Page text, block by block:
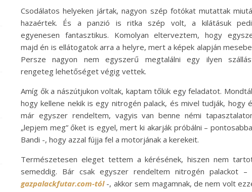
Csodálatos helyeken jártak, nagyon szép fotókat mutattak
hazaértek. És a panzió is ritka szép volt, a kilátásuk
egyenesen fantasztikus. Komolyan elterveztem, hogy
majd én is ellátogatok arra a helyre, mert a képek alapján
Persze nagyon nem egyszerű megtalálni egy ilyen
rengeteg lehetőséget végig vettek.
Amíg ők a nászútjukon voltak, kaptam tőlük egy feladatot.
hogy kellene nekik is egy nitrogén palack, és mivel tudják, hogy
már egyszer rendeltem, vagyis van benne némi
„lepjem meg” őket is egyel, mert ki akarják próbálni –
Bandi -, hogy azzal fújja fel a motorjának a kerekeit.
Természetesen eleget tettem a kérésének, hiszen nem
semeddig. Bár csak egyszer rendeltem nitrogén palackot –
gazpalackfutar.com-tól-, akkor sem magamnak, de nem volt